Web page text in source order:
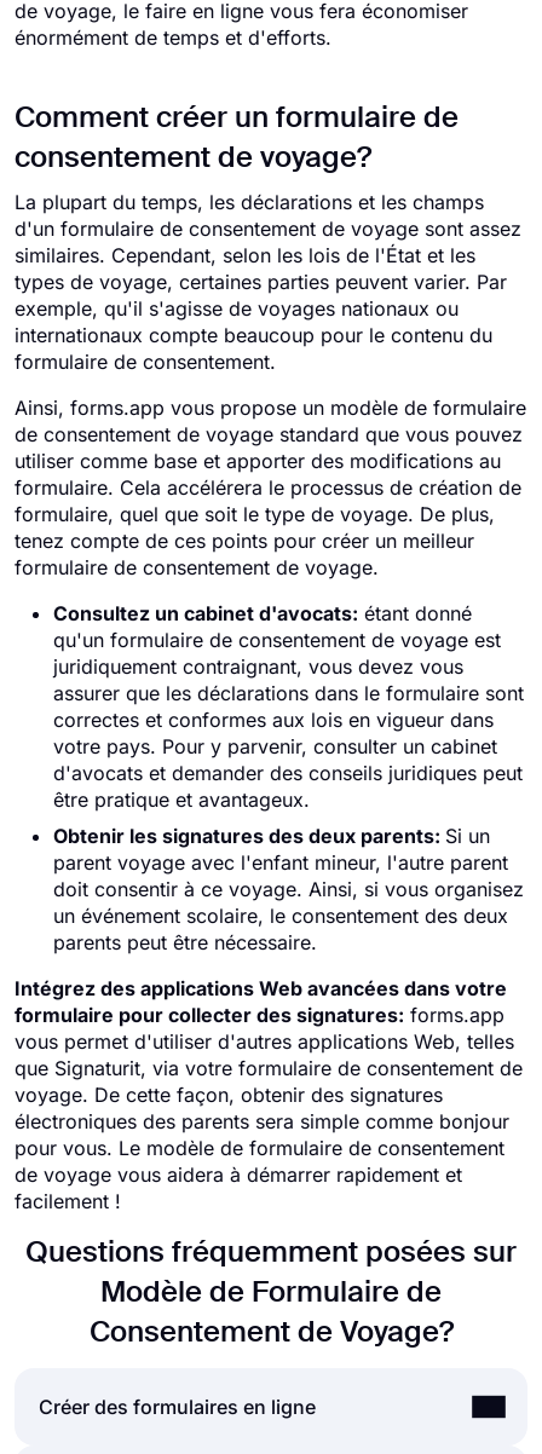
de voyage, le faire en ligne vous fera économiser
énormément de temps et d'efforts.
Comment créer un formulaire de
consentement de voyage?
La plupart du temps, les déclarations et les champs
d'un formulaire de consentement de voyage sont assez
similaires. Cependant, selon les lois de l'État et les
types de voyage, certaines parties peuvent varier. Par
exemple, qu'il s'agisse de voyages nationaux ou
internationaux compte beaucoup pour le contenu du
formulaire de consentement.
Ainsi, forms.app vous propose un modèle de formulaire
de consentement de voyage standard que vous pouvez
utiliser comme base et apporter des modifications au
formulaire. Cela accélérera le processus de création de
formulaire, quel que soit le type de voyage. De plus,
tenez compte de ces points pour créer un meilleur
formulaire de consentement de voyage.
Consultez un cabinet d'avocats: étant donné
qu'un formulaire de consentement de voyage est
juridiquement contraignant, vous devez vous
assurer que les déclarations dans le formulaire sont
correctes et conformes aux lois en vigueur dans
votre pays. Pour y parvenir, consulter un cabinet
d'avocats et demander des conseils juridiques peut
être pratique et avantageux.
Obtenir les signatures des deux parents: Si un
parent voyage avec l'enfant mineur, l'autre parent
doit consentir à ce voyage. Ainsi, si vous organisez
un événement scolaire, le consentement des deux
parents peut être nécessaire.
Intégrez des applications Web avancées dans votre
formulaire pour collecter des signatures: forms.app
vous permet d'utiliser d'autres applications Web, telles
que Signaturit, via votre formulaire de consentement de
voyage. De cette façon, obtenir des signatures
électroniques des parents sera simple comme bonjour
pour vous. Le modèle de formulaire de consentement
de voyage vous aidera à démarrer rapidement et
facilement !
Questions fréquemment posées sur
Modèle de Formulaire de
Consentement de Voyage?
Créer des formulaires en ligne